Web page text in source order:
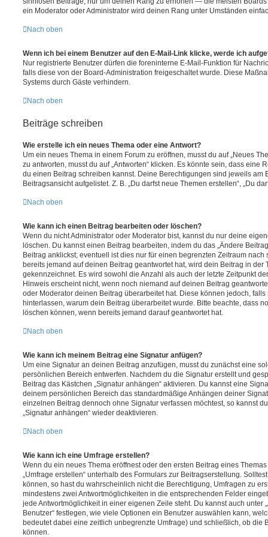
ein Moderator oder Administrator wird deinen Rang unter Umständen
Nach oben
Wenn ich bei einem Benutzer auf den E-Mail-Link klicke, werde ich
Nur registrierte Benutzer dürfen die foreninterne E-Mail-Funktion für
falls diese von der Board-Administration freigeschaltet wurde. Diese
Systems durch Gäste verhindern.
Nach oben
Beiträge schreiben
Wie erstelle ich ein neues Thema oder eine Antwort?
Um ein neues Thema in einem Forum zu eröffnen, musst du auf „Neues
zu antworten, musst du auf „Antworten“ klicken. Es könnte sein, dass eine
du einen Beitrag schreiben kannst. Deine Berechtigungen sind jeweils am
Beitragsansicht aufgelistet. Z. B. „Du darfst neue Themen erstellen“, „Du
Nach oben
Wie kann ich einen Beitrag bearbeiten oder löschen?
Wenn du nicht Administrator oder Moderator bist, kannst du nur deine
löschen. Du kannst einen Beitrag bearbeiten, indem du das „Ändere
Beitrag anklickst; eventuell ist dies nur für einen begrenzten Zeitraum
bereits jemand auf deinen Beitrag geantwortet hat, wird dein Beitrag in der
gekennzeichnet. Es wird sowohl die Anzahl als auch der letzte Zeitpunkt
Hinweis erscheint nicht, wenn noch niemand auf deinen Beitrag
oder Moderator deinen Beitrag überarbeitet hat. Diese können jedoch,
hinterlassen, warum dein Beitrag überarbeitet wurde. Bitte beachte, dass
löschen können, wenn bereits jemand darauf geantwortet hat.
Nach oben
Wie kann ich meinem Beitrag eine Signatur anfügen?
Um eine Signatur an deinen Beitrag anzufügen, musst du zunächst eine
persönlichen Bereich entwerfen. Nachdem du die Signatur erstellt und
Beitrag das Kästchen „Signatur anhängen“ aktivieren. Du kannst eine
deinem persönlichen Bereich das standardmäßige Anhängen deiner
einzelnen Beitrag dennoch ohne Signatur verfassen möchtest, so kannst
„Signatur anhängen“ wieder deaktivieren.
Nach oben
Wie kann ich eine Umfrage erstellen?
Wenn du ein neues Thema eröffnest oder den ersten Beitrag eines
„Umfrage erstellen“ unterhalb des Formulars zur Beitragserstellung.
können, so hast du wahrscheinlich nicht die Berechtigung, Umfragen zu
mindestens zwei Antwortmöglichkeiten in die entsprechenden Felder
jede Antwortmöglichkeit in einer eigenen Zeile steht. Du kannst auch unter
Benutzer“ festlegen, wie viele Optionen ein Benutzer auswählen kann,
bedeutet dabei eine zeitlich unbegrenzte Umfrage) und schließlich, ob die
können.